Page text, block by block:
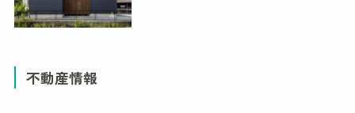
不動産情報